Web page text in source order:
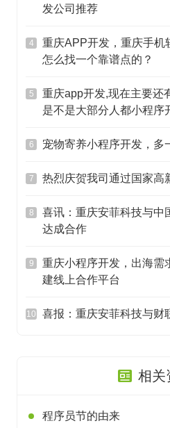
发公司推荐
4
重庆APP开发，重庆手机
怎么找一个靠谱点的？
5
重庆app开发,现在主要还
是不是大部分人都小程序
6 宠物寄养小程序开发，多
7 热烈庆贺我司通过国家高
8
喜讯：重庆安菲科技与中
达成合作
9
重庆小程序开发，出海需
建线上合作平台
10 喜报：重庆安菲科技与财
相关
程序员节的由来